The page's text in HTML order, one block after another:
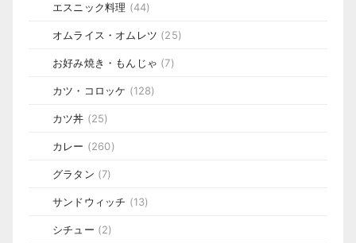
エスニック料理 (44)
オムライス・オムレツ (25)
お好み焼き・もんじゃ (7)
カツ・コロッケ (128)
カツ丼 (25)
カレー (260)
グラタン (7)
サンドウィッチ (13)
シチュー (2)